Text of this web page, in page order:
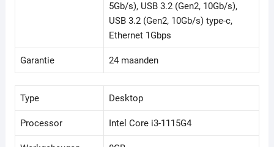
5Gb/s), USB 3.2 (Gen2, 10Gb/s),
USB 3.2 (Gen2, 10Gb/s) type-c,
Ethernet 1Gbps
Garantie 24 maanden
Type Desktop
Processor Intel Core i3-1115G4